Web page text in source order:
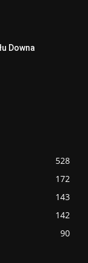
Downa
528
172
143
142
90